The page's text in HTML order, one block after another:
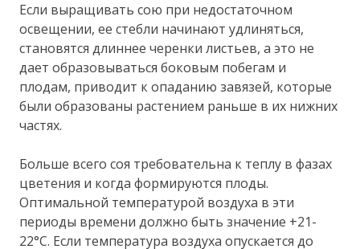
Если выращивать сою при недостаточном
освещении, ее стебли начинают удлиняться,
становятся длиннее черенки листьев, а это не
дает образовываться боковым побегам и
плодам, приводит к опаданию завязей, которые
были образованы растением раньше в их нижних
частях.
Больше всего соя требовательна к теплу в фазах
цветения и когда формируются плоды.
Оптимальной температурой воздуха в эти
периоды времени должно быть значение +21-
22°С. Если температура воздуха опускается до